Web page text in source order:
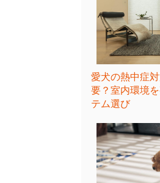
愛犬の熱中症
要？室内環境
テム選び